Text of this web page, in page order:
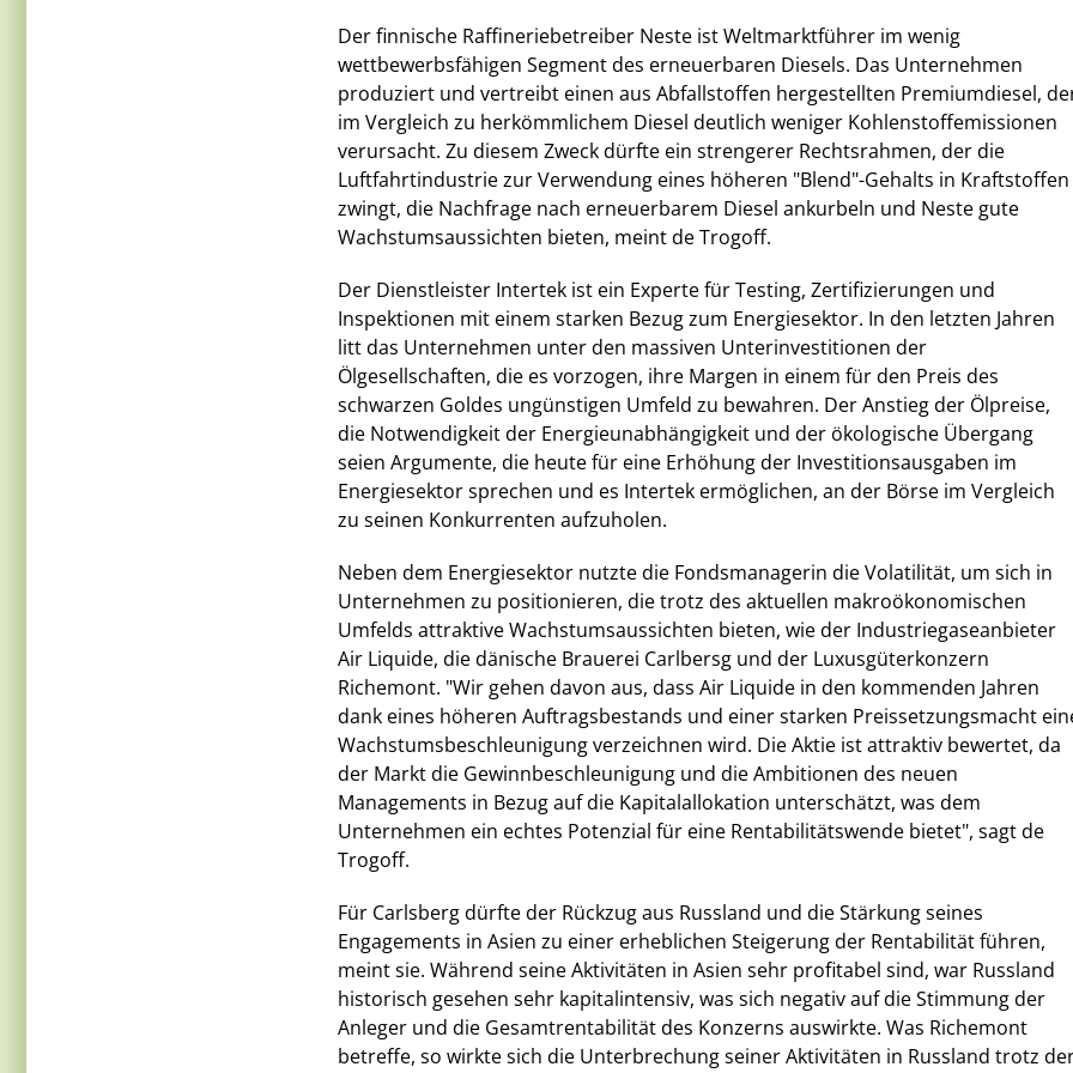
Der finnische Raffineriebetreiber Neste ist Weltmarktführer im wenig
wettbewerbsfähigen Segment des erneuerbaren Diesels. Das Unternehmen
produziert und vertreibt einen aus Abfallstoffen hergestellten Premiumdiesel,
im Vergleich zu herkömmlichem Diesel deutlich weniger Kohlenstoffemissionen
verursacht. Zu diesem Zweck dürfte ein strengerer Rechtsrahmen, der die
Luftfahrtindustrie zur Verwendung eines höheren "Blend"-Gehalts in Kraftstoffen
zwingt, die Nachfrage nach erneuerbarem Diesel ankurbeln und Neste gute
Wachstumsaussichten bieten, meint de Trogoff.
Der Dienstleister Intertek ist ein Experte für Testing, Zertifizierungen und
Inspektionen mit einem starken Bezug zum Energiesektor. In den letzten Jahren
litt das Unternehmen unter den massiven Unterinvestitionen der
Ölgesellschaften, die es vorzogen, ihre Margen in einem für den Preis des
schwarzen Goldes ungünstigen Umfeld zu bewahren. Der Anstieg der Ölpreise,
die Notwendigkeit der Energieunabhängigkeit und der ökologische Übergang
seien Argumente, die heute für eine Erhöhung der Investitionsausgaben im
Energiesektor sprechen und es Intertek ermöglichen, an der Börse im Vergleich
zu seinen Konkurrenten aufzuholen.
Neben dem Energiesektor nutzte die Fondsmanagerin die Volatilität, um sich in
Unternehmen zu positionieren, die trotz des aktuellen makroökonomischen
Umfelds attraktive Wachstumsaussichten bieten, wie der Industriegaseanbieter
Air Liquide, die dänische Brauerei Carlbersg und der Luxusgüterkonzern
Richemont. "Wir gehen davon aus, dass Air Liquide in den kommenden Jahren
dank eines höheren Auftragsbestands und einer starken Preissetzungsmacht
Wachstumsbeschleunigung verzeichnen wird. Die Aktie ist attraktiv bewertet, da
der Markt die Gewinnbeschleunigung und die Ambitionen des neuen
Managements in Bezug auf die Kapitalallokation unterschätzt, was dem
Unternehmen ein echtes Potenzial für eine Rentabilitätswende bietet", sagt de
Trogoff.
Für Carlsberg dürfte der Rückzug aus Russland und die Stärkung seines
Engagements in Asien zu einer erheblichen Steigerung der Rentabilität führen,
meint sie. Während seine Aktivitäten in Asien sehr profitabel sind, war Russland
historisch gesehen sehr kapitalintensiv, was sich negativ auf die Stimmung der
Anleger und die Gesamtrentabilität des Konzerns auswirkte. Was Richemont
betreffe, so wirkte sich die Unterbrechung seiner Aktivitäten in Russland trotz